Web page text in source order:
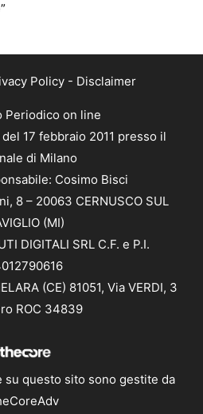
Policy- Disclaimer
Periodico on line
17 febbraio 2011 presso il
di Milano
Cosimo Bisci
8 – 20063 CERNUSCO SUL
(MI)
DIGITALI SRL C.F. e P.I.
(CE) 81051, Via VERDI, 3
ROC 34839
su questo sito sono gestite da